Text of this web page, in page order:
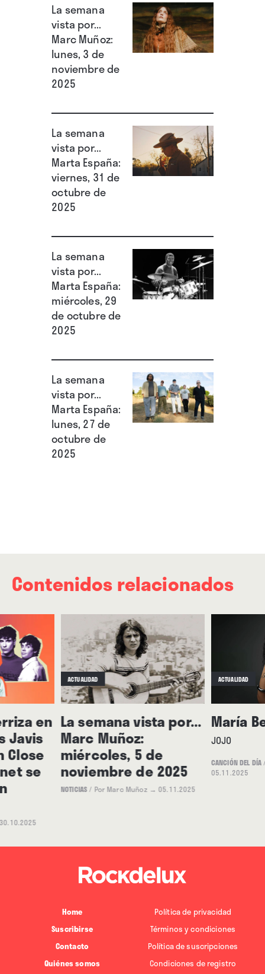
La semana
vista por...
Marc Muñoz:
lunes, 3 de
noviembre de
2025
La semana
vista por...
Marta España:
viernes, 31 de
octubre de
2025
La semana
vista por...
Marta España:
miércoles, 29
de octubre de
2025
La semana
vista por...
Marta España:
lunes, 27 de
octubre de
2025
Contenidos relacionados
en
Javis
Close
se
ACTUALIDAD
La semana vista por...
Marc Muñoz:
miércoles, 5 de
noviembre de 2025
NOTICIAS / Por Marc Muñoz → 05.11.2025
ACTUALIDAD
María
JOJO
CANCIÓN DEL DÍA
05.11.2025
Home
Suscribirse
Contacto
Quiénes somos
Política de privacidad
Términos y condiciones
Política de suscripciones
Condiciones de registro